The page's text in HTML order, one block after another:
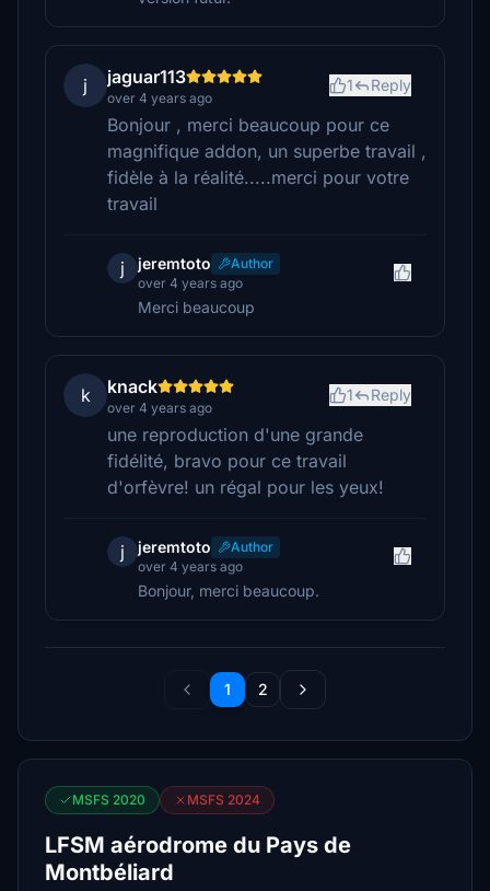
j jaguar113
over 4 years ago
1 Reply
Bonjour , merci beaucoup pour ce
magnifique addon, un superbe travail ,
fidèle à la réalité.....merci pour votre
travail
j jeremtoto
Author
over 4 years ago
Merci beaucoup
k knack
over 4 years ago
1 Reply
une reproduction d'une grande
fidélité, bravo pour ce travail
d'orfèvre! un régal pour les yeux!
j jeremtoto
Author
over 4 years ago
Bonjour, merci beaucoup.
1 2
MSFS 2020 MSFS 2024
LFSM aérodrome du Pays de
Montbéliard